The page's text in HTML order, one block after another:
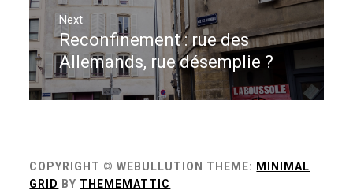
Next
Next
post:
Reconfinement : rue des
Allemands, rue désemplie ?
COPYRIGHT © WEBULLUTION THEME: MINIMAL
GRID BY THEMEMATTIC